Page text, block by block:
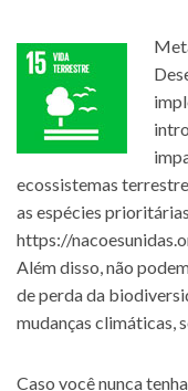
ecossistemas
as espécies prioritárias.
https://
Além disso, não
de perda da
mudanças climáticas,
Caso você nunca